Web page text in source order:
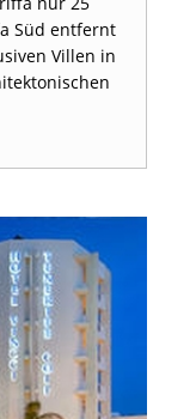
Süd entfernt
Villen in